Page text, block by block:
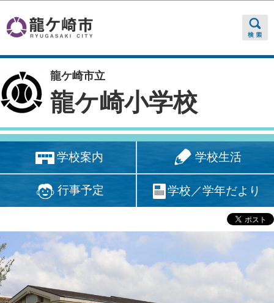
龍ケ崎市立
龍ケ崎小学校
学校案内 学校生活
行事予定 学校／学年だより